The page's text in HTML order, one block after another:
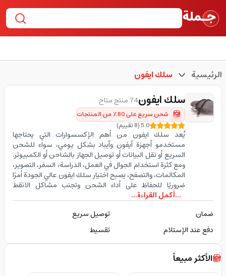
الرئيسية سلك ايفون
سلك ايفون74 منتج متاح
شحن سريع على 80٪ من المنتجات
5.0
(
8تقييم)
يُعد سلك ايفون من أهم الإكسسوارات التي يحتاجها
مستخدمو أجهزة آيفون وآيباد بشكل يومي، سواء للشحن
السريع أو نقل البيانات أو توصيل الجهاز بالشاحن أو الكمبيوتر.
ومع كثرة استخدام الجوال في العمل، الدراسة، السفر، التصوير،
المكالمات، والتصفح، يصبح اختيار سلك ايفون عالي الجودة أمرًا
ضروريًا للحفاظ على أداء الشحن وتجنب مشاكل الانقط
...أكمل القراءة...
ضمان
توصيل سريع
دفع عند الإستلام
تقسيط
الأكثر مبيعاً